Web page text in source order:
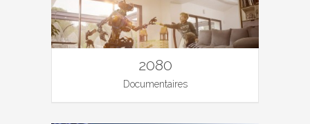
2080
Documentaires